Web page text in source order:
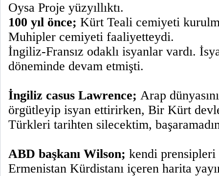
Oysa Proje yüzyıllıktı.
100 yıl önce; Kürt Teali cemiyeti
Muhipler cemiyeti faaliyetteydi.
İngiliz-Fransız odaklı isyanlar vardı.
döneminde devam etmişti.
İngiliz casus Lawrence; Arap
örgütleyip isyan ettirirken, Bir Kürt
Türkleri tarihten silecektim,
ABD başkanı Wilson; kendi prensipleri
Ermenistan Kürdistanı içeren harita